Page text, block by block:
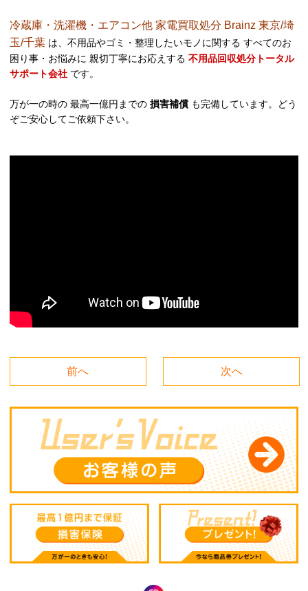
冷蔵庫・洗濯機・エアコン他 家電買取処分 Brainz 東京/埼
玉/千葉 は、不用品やゴミ・整理したいモノに関する すべてのお
困り事・お悩みに 親切丁寧にお応えする 不用品回収処分トータル
サポート会社 です。
万が一の時の 最高一億円までの 損害補償 も完備しています。どう
ぞご安心してご依頼下さい。
前へ 次へ